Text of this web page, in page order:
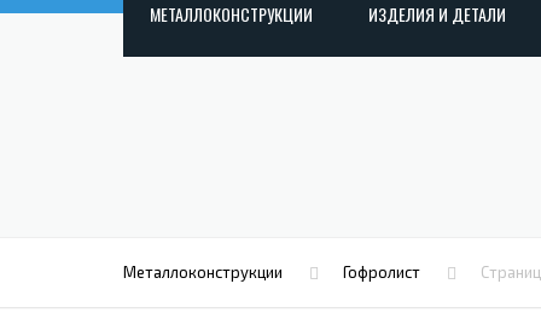
МЕТАЛЛОКОНСТРУКЦИИ
ИЗГОТОВЛЕНИЕ ЛЕСТНИЦ ИЗ МЕТАЛЛА
ОТКРЫТАЯ КРАНОВАЯ ЭСТАКАДА
ИЗДЕЛИЯ И ДЕТАЛИ
МЕТАЛЛИЧЕСКИЕ
Металлоконструкции Гофролист